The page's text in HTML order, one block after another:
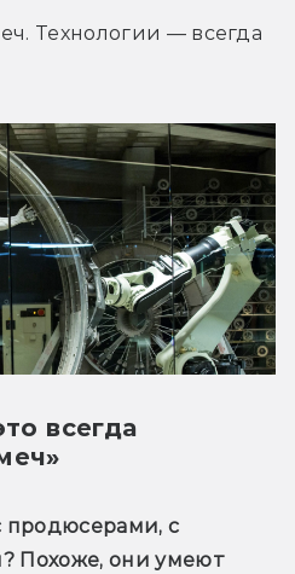
Технологии — всегда
всегда
продюсерами, с
Похоже, они умеют